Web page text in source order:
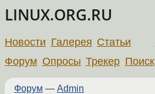
LINUX.ORG.RU
Новости Галерея Статьи
Форум Опросы Трекер Поиск
Форум — Admin